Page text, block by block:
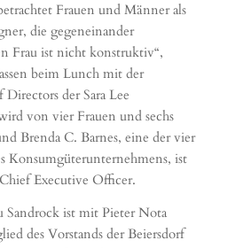
Frauen und Männer als
die gegeneinander
Frau ist nicht konstruktiv“,
beim Lunch mit der
der Sara Lee
von vier Frauen und sechs
Brenda C. Barnes, eine der vier
Konsumgüterunternehmens, ist
Executive Officer.
Sandrock ist mit Pieter Nota
des Vorstands der Beiersdorf